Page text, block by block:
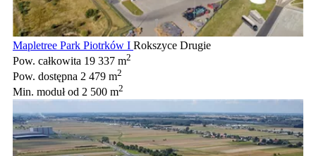
Mapletree Park Piotrków I Rokszyce Drugie
Pow. całkowita 19 337 m2
Pow. dostępna 2 479 m2
Min. modułod 2 500 m2